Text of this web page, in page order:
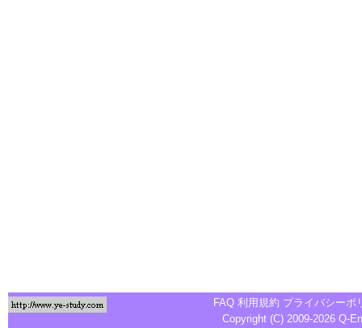
FAQ 利用規約 プライバシーポ
Copyright (C) 2009-2026 Q-